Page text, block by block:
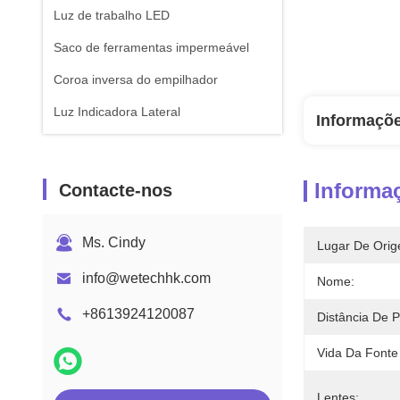
Luz de trabalho LED
Saco de ferramentas impermeável
Coroa inversa do empilhador
Luz Indicadora Lateral
Contacte-nos
Ms. Cindy
info@wetechhk.com
+8613924120087
Lugar De
Nome:
Distância De
Vida Da